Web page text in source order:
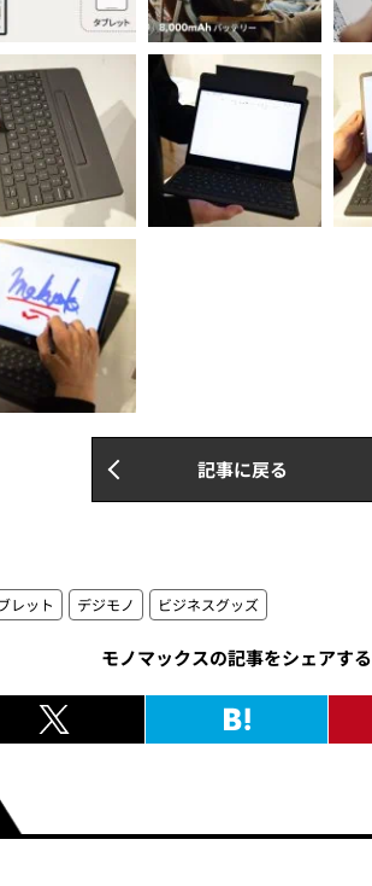
記事に戻る
レット デジモノ ビジネスグッズ
モノマックスの記事をシェアする